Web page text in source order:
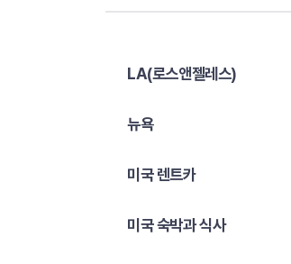
LA(로스앤젤레스)
뉴욕
미국 렌트카
미국 숙박과 식사